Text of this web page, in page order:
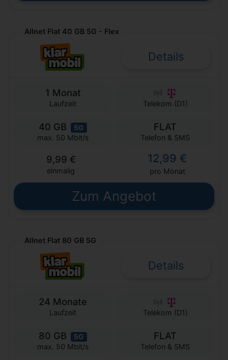
Allnet Flat 40 GB 5G - Flex
Details
1 Monat
Laufzeit Telekom (D1)
40 GB 5G
max. 50 Mbit/s
FLAT
Telefon & SMS
9,99 €
einmalig
12,99 €
pro Monat
Zum Angebot
Allnet Flat 80 GB 5G
Details
24 Monate
Laufzeit Telekom (D1)
80 GB 5G
max. 50 Mbit/s
FLAT
Telefon & SMS